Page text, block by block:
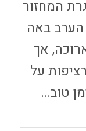
המחזור
הערב באה
אך
על